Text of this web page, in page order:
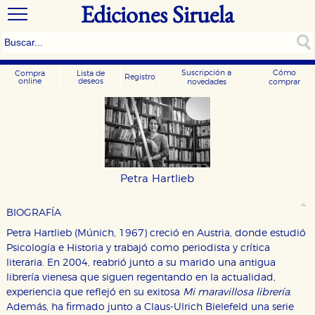
Ediciones Siruela
Compra
online
Lista de
deseos
Registro
Suscripción a
novedades
Cómo
comprar
Petra Hartlieb
BIOGRAFÍA
Petra Hartlieb (Múnich, 1967) creció en Austria, donde estudió
Psicología e Historia y trabajó como periodista y crítica
literaria. En 2004, reabrió junto a su marido una antigua
librería vienesa que siguen regentando en la actualidad,
experiencia que reflejó en su exitosa Mi maravillosa librería.
Además, ha firmado junto a Claus-Ulrich Bielefeld una serie